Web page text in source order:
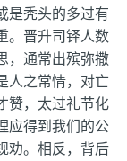
是秃头的多过有
。晋升司铎人数
，通常出殡弥撒
人之常情，对亡
赞，太过礼节化
应得到我们的公
劝。相反，背后